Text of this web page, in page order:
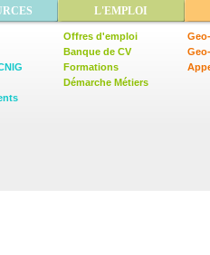
L'EMPLOI
Offres d'emploi
Banque de CV
Formations
Démarche Métiers